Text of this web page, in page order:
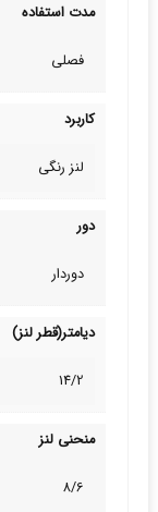
مدت استفاده
فصلی
کاربرد
لنز رنگی
دور
دوردار
دیامتر(قطر لنز)
14/2
منحنی لنز
8/6